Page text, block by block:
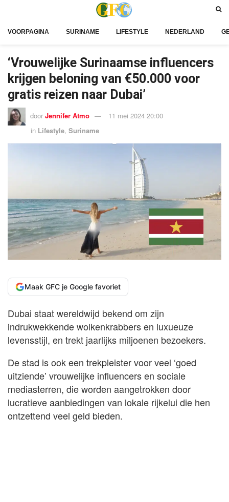
VOORPAGINA SURINAME LIFESTYLE NEDERLAND
‘Vrouwelijke Surinaamse influencers
krijgen beloning van €50.000 voor
gratis reizen naar Dubai’
door Jennifer Atmo
11 mei 2024 20:00
in Lifestyle, Suriname
Maak GFC je Google favoriet
Dubai staat wereldwijd bekend om zijn
indrukwekkende wolkenkrabbers en luxueuze
levensstijl, en trekt jaarlijks miljoenen bezoekers.
De stad is ook een trekpleister voor veel ‘goed
uitziende’ vrouwelijke influencers en sociale
mediasterren, die worden aangetrokken door
lucratieve aanbiedingen van lokale rijkelui die hen
ontzettend veel geld bieden.